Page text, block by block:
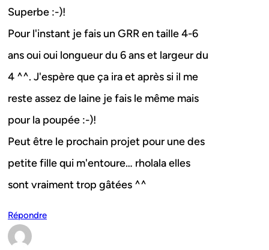
Superbe :-)!
Pour l'instant je fais un GRR en taille 4-6
ans oui oui longueur du 6 ans et largeur du
4 ^^. J'espère que ça ira et après si il me
reste assez de laine je fais le même mais
pour la poupée :-)!
Peut être le prochain projet pour une des
petite fille qui m'entoure… rholala elles
sont vraiment trop gâtées ^^
Répondre